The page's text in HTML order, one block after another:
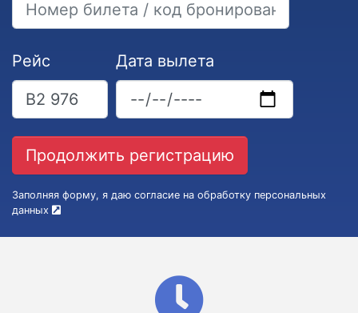
Рейс Дата вылета
Заполняя форму, я даю согласие на обработку персональных
данных